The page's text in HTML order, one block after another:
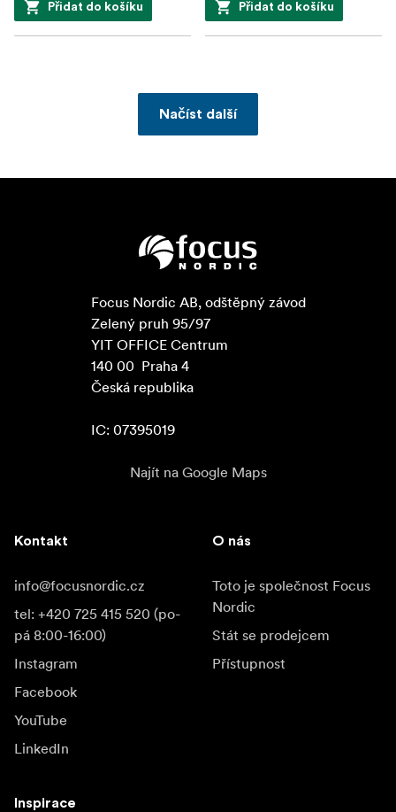
Přidat do košíku Přidat do košíku
Načíst další
Focus Nordic AB, odštěpný závod
Zelený pruh 95/97
YIT OFFICE Centrum
140 00  Praha 4
Česká republika
IC: 07395019
Najít na Google Maps
Kontakt
info@focusnordic.cz
tel: +420 725 415 520 (po-
pá 8:00-16:00)
Instagram
Facebook
YouTube
LinkedIn
O nás
Toto je společnost Focus
Nordic
Stát se prodejcem
Přístupnost
Inspirace